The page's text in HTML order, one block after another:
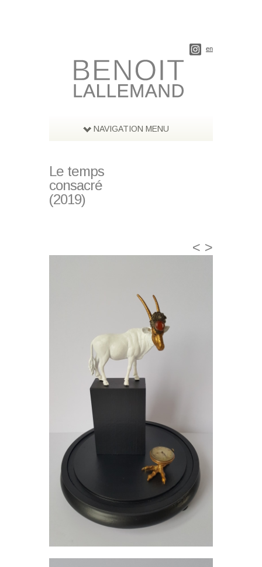
en
NAVIGATION MENU
Le temps
consacré
(2019)
< >